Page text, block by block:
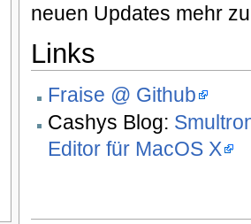
neuen Updates mehr
Links
Fraise @ Github
Cashys Blog:
Editor für MacOS X